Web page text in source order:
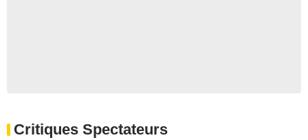
Critiques Spectateurs